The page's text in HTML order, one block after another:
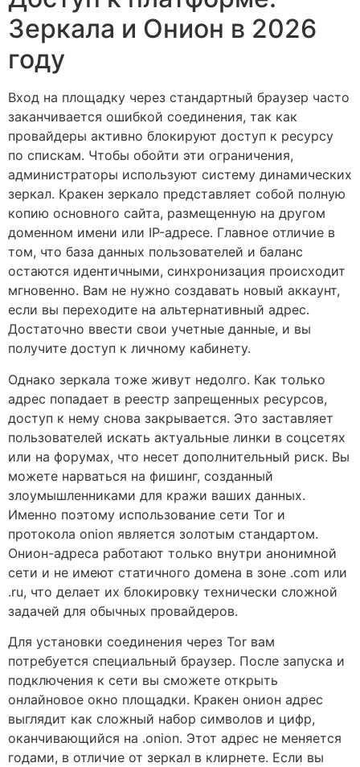
Зеркала и Онион в 2026
году
Вход на площадку через стандартный браузер часто
заканчивается ошибкой соединения, так как
провайдеры активно блокируют доступ к ресурсу
по спискам. Чтобы обойти эти ограничения,
администраторы используют систему динамических
зеркал. Кракен зеркало представляет собой полную
копию основного сайта, размещенную на другом
доменном имени или IP-адресе. Главное отличие в
том, что база данных пользователей и баланс
остаются идентичными, синхронизация происходит
мгновенно. Вам не нужно создавать новый аккаунт,
если вы переходите на альтернативный адрес.
Достаточно ввести свои учетные данные, и вы
получите доступ к личному кабинету.
Однако зеркала тоже живут недолго. Как только
адрес попадает в реестр запрещенных ресурсов,
доступ к нему снова закрывается. Это заставляет
пользователей искать актуальные линки в соцсетях
или на форумах, что несет дополнительный риск. Вы
можете нарваться на фишинг, созданный
злоумышленниками для кражи ваших данных.
Именно поэтому использование сети Tor и
протокола onion является золотым стандартом.
Онион-адреса работают только внутри анонимной
сети и не имеют статичного домена в зоне .com или
.ru, что делает их блокировку технически сложной
задачей для обычных провайдеров.
Для установки соединения через Tor вам
потребуется специальный браузер. После запуска и
подключения к сети вы сможете открыть
онлайновое окно площадки. Кракен онион адрес
выглядит как сложный набор символов и цифр,
оканчивающийся на .onion. Этот адрес не меняется
годами, в отличие от зеркал в клирнете. Если вы